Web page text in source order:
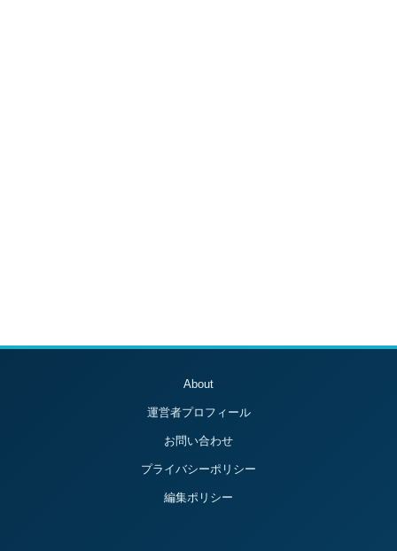
About
運営者プロフィール
お問い合わせ
プライバシーポリシー
編集ポリシー